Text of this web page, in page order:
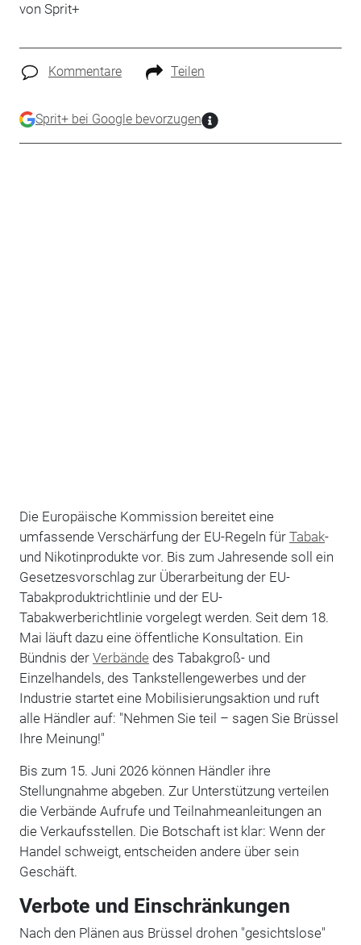
von Sprit+
Kommentare Teilen
Sprit+ bei Google bevorzugen
Die Europäische Kommission bereitet eine
umfassende Verschärfung der EU-Regeln für Tabak-
und Nikotinprodukte vor. Bis zum Jahresende soll ein
Gesetzesvorschlag zur Überarbeitung der EU-
Tabakproduktrichtlinie und der EU-
Tabakwerberichtlinie vorgelegt werden. Seit dem 18.
Mai läuft dazu eine öffentliche Konsultation. Ein
Bündnis der Verbände des Tabakgroß- und
Einzelhandels, des Tankstellengewerbes und der
Industrie startet eine Mobilisierungsaktion und ruft
alle Händler auf: "Nehmen Sie teil – sagen Sie Brüssel
Ihre Meinung!"
Bis zum 15. Juni 2026 können Händler ihre
Stellungnahme abgeben. Zur Unterstützung verteilen
die Verbände Aufrufe und Teilnahmeanleitungen an
die Verkaufsstellen. Die Botschaft ist klar: Wenn der
Handel schweigt, entscheiden andere über sein
Geschäft.
Verbote und Einschränkungen
Nach den Plänen aus Brüssel drohen "gesichtslose"